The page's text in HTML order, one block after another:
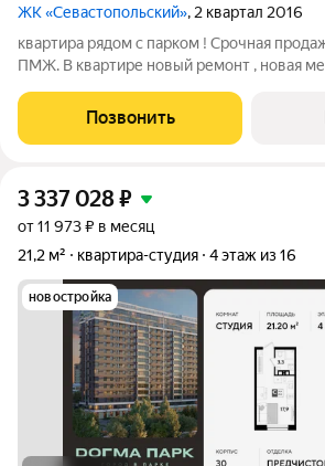
ЖК «Севастопольский», 2 квартал 2016
квартира рядом с парком ! Срочная
ПМЖ. В квартире новый ремонт , новая
торг! АГЕНТЫ НЕ БЕСПОКОЙТЕ!
Позвонить
3 337 028₽
от 11 973 ₽ в месяц
21,2 м²
квартира-студия 4 этаж из 16
новостройка